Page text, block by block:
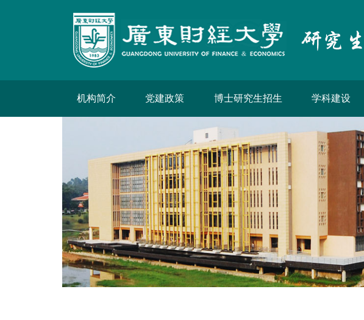
机构简介 党建政策 博士研究生招生 学科建设